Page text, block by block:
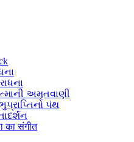
અમૃતવાણી
પંથ
का संगीत